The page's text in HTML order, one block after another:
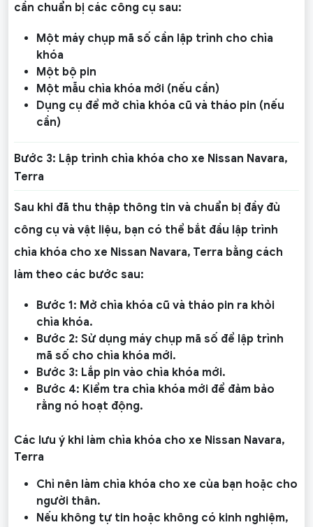
cần chuẩn bị các công cụ sau:
Một máy chụp mã số cần lập trình cho chìa
khóa
Một bộ pin
Một mẫu chìa khóa mới (nếu cần)
Dụng cụ để mở chìa khóa cũ và tháo pin (nếu
cần)
Bước 3: Lập trình chìa khóa cho xe Nissan Navara,
Terra
Sau khi đã thu thập thông tin và chuẩn bị đầy đủ
công cụ và vật liệu, bạn có thể bắt đầu lập trình
chìa khóa cho xe Nissan Navara, Terra bằng cách
làm theo các bước sau:
Bước 1: Mở chìa khóa cũ và tháo pin ra khỏi
chìa khóa.
Bước 2: Sử dụng máy chụp mã số để lập trình
mã số cho chìa khóa mới.
Bước 3: Lắp pin vào chìa khóa mới.
Bước 4: Kiểm tra chìa khóa mới để đảm bảo
rằng nó hoạt động.
Các lưu ý khi làm chìa khóa cho xe Nissan Navara,
Terra
Chỉ nên làm chìa khóa cho xe của bạn hoặc cho
người thân.
Nếu không tự tin hoặc không có kinh nghiệm,